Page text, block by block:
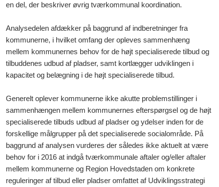
en del, der beskriver øvrig tværkommunal koordination.
Analysedelen afdækker på baggrund af indberetninger fra
kommunerne, i hvilket omfang der opleves sammenhæng
mellem kommunernes behov for de højt specialiserede tilbud og
tilbuddenes udbud af pladser, samt kortlægger udviklingen i
kapacitet og belægning i de højt specialiserede tilbud.
Generelt oplever kommunerne ikke akutte problemstillinger i
sammenhængen mellem kommunernes efterspørgsel og de højt
specialiserede tilbuds udbud af pladser og ydelser inden for de
forskellige målgrupper på det specialiserede socialområde. På
baggrund af analysen vurderes der således ikke aktuelt at være
behov for i 2016 at indgå tværkommunale aftaler og/eller aftaler
mellem kommunerne og Region Hovedstaden om konkrete
reguleringer af tilbud eller pladser omfattet af Udviklingsstrategi